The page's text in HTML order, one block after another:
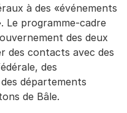
à des «événements
Le programme-cadre
des deux
des contacts avec des
des
départements
de Bâle.